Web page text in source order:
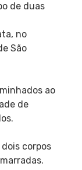
de duas
no
São
ao
de
corpos